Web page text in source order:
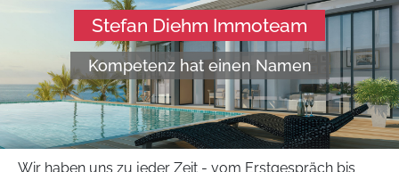
Stefan Diehm Immoteam
Kompetenz hat einen Namen
Wir haben uns zu jeder Zeit - vom Erstgespräch bis